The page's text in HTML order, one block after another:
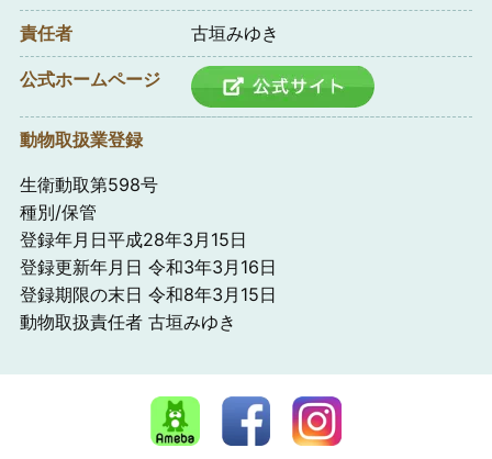
責任者 古垣みゆき
公式ホームページ
動物取扱業登録
生衛動取第598号
種別/保管
登録年月日平成28年3月15日
登録更新年月日 令和3年3月16日
登録期限の末日 令和8年3月15日
動物取扱責任者 古垣みゆき